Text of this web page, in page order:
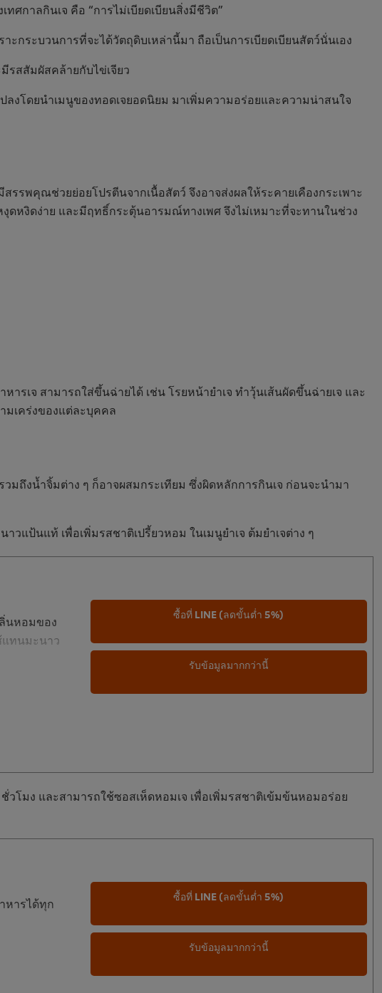
ศกาลกินเจ คือ “การไม่เบียดเบียนสิ่งมีชีวิต”
ระบวนการที่จะได้วัตถุดิบเหล่านี้มา ถือเป็นการเบียดเบียนสัตว์นั่นเอง
รสสัมผัสคล้ายกับไข่เจียว
ลงโดยนำเมนูของทอดเจยอดนิยม มาเพิ่มความอร่อยและความน่าสนใจ
รพคุณช่วยย่อยโปรตีนจากเนื้อสัตว์ จึงอาจส่งผลให้ระคายเคืองกระเพาะ
หงิดง่าย และมีฤทธิ์กระตุ้นอารมณ์ทางเพศ จึงไม่เหมาะที่จะทานในช่วง
เจ สามารถใส่ขึ้นฉ่ายได้ เช่น โรยหน้ายำเจ ทำวุ้นเส้นผัดขึ้นฉ่ายเจ และ
มเคร่งของแต่ละบุคคล
มถึงน้ำจิ้มต่าง ๆ ก็อาจผสมกระเทียม ซึ่งผิดหลักการกินเจ ก่อนจะนำมา
วแป้นแท้ เพื่อเพิ่มรสชาติเปรี้ยวหอม ในเมนูยำเจ ต้มยำเจต่าง ๆ
นหอมของ
แทนมะนาว
ซื้อที่ LINE (ลดขั้นต่ำ 5%)
รับข้อมูลมากกว่านี้
โมง และสามารถใช้ซอสเห็ดหอมเจ เพื่อเพิ่มรสชาติเข้มข้นหอมอร่อย
หารได้ทุก
ซื้อที่ LINE (ลดขั้นต่ำ 5%)
รับข้อมูลมากกว่านี้